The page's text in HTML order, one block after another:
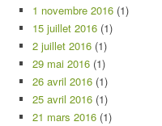
1 novembre 2016 (1)
15 juillet 2016 (1)
2 juillet 2016 (1)
29 mai 2016 (1)
26 avril 2016 (1)
25 avril 2016 (1)
21 mars 2016 (1)